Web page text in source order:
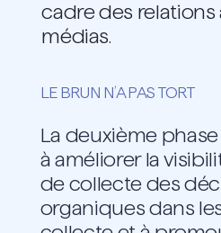
cadre des relations
médias.
LE BRUN N’A PAS TORT
La deuxième
à améliorer la
de collecte des
organiques dans